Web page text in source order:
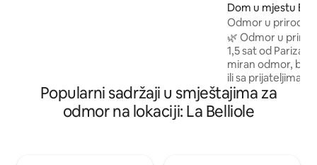
Brzi Wi-Fi 🔑 Samostalni ulaz
Dom u mjestu
e-Betz
Odmor u prirodi,
minuta od Pariza.
🌿 Odmor u
1,5 sat od Pariza,
miran odmor, bilo
ili sa prijateljima.
daljinu radnim
sigurnom
šumom i
Popularni sadržaji u smještajima za
odmor na lokaciji: La Belliole